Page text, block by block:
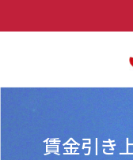
賃金引き